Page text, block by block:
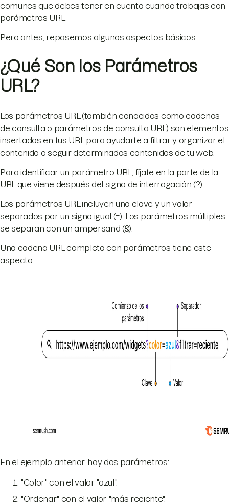
comunes que debes tener en cuenta cuando trabajas con
parámetros URL.
Pero antes, repasemos algunos aspectos básicos.
¿Qué Son los Parámetros
URL?
Los parámetros URL (también conocidos como cadenas
de consulta o parámetros de consulta URL) son elementos
insertados en tus URL para ayudarte a filtrar y organizar el
contenido o seguir determinados contenidos de tu web.
Para identificar un parámetro URL, fíjate en la parte de la
URL que viene después del signo de interrogación (?).
Los parámetros URL incluyen una clave y un valor
separados por un signo igual (=). Los parámetros múltiples
se separan con un ampersand (&).
Una cadena URL completa con parámetros tiene este
aspecto:
En el ejemplo anterior, hay dos parámetros:
"Color" con el valor "azul".
"Ordenar" con el valor "más reciente".